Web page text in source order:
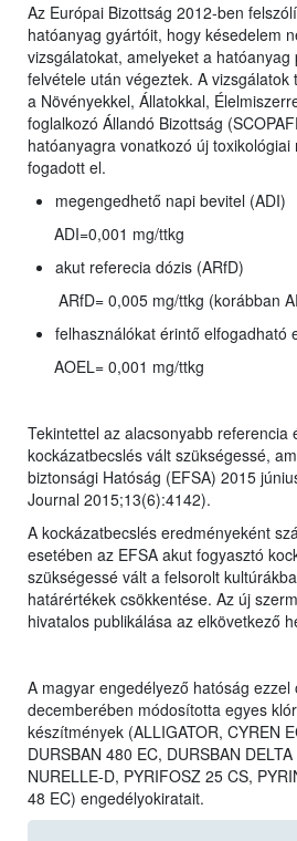
Az Európai Bizottság 2012-ben
hatóanyag gyártóit, hogy késedelem
vizsgálatokat, amelyeket a
felvétele után végeztek. A
a Növényekkel, Állatokkal,
foglalkozó Állandó Bizottság
hatóanyagra vonatkozó új
fogadott el.
megengedhető napi bevitel (ADI)
ADI=0,001 mg/ttkg
akut referecia dózis (ARfD)
ARfD= 0,005 mg/ttkg (korábban
felhasználókat érintő elfogadható
AOEL= 0,001 mg/ttkg
Tekintettel az alacsonyabb referencia
kockázatbecslés vált szükségessé,
biztonsági Hatóság (EFSA) 2015
Journal 2015;13(6):4142).
A kockázatbecslés eredményeként
esetében az EFSA akut fogyasztó
szükségessé vált a felsorolt
határértékek csökkentése. Az új
hivatalos publikálása az elkövetkező
A magyar engedélyező hatóság
decemberében módosította egyes
készítmények (ALLIGATOR, CYREN
DURSBAN 480 EC, DURSBAN
NURELLE-D, PYRIFOSZ 25 CS,
48 EC) engedélyokiratait.